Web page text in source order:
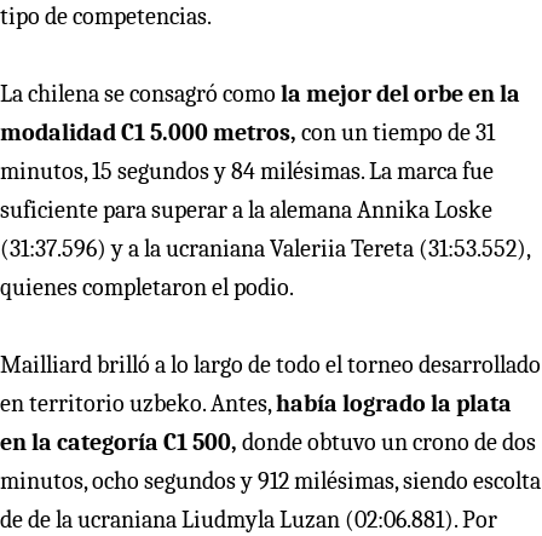
tipo de competencias.
La chilena se consagró como la mejor del orbe en la
modalidad C1 5.000 metros, con un tiempo de 31
minutos, 15 segundos y 84 milésimas. La marca fue
suficiente para superar a la alemana Annika Loske
(31:37.596) y a la ucraniana Valeriia Tereta (31:53.552),
quienes completaron el podio.
Mailliard brilló a lo largo de todo el torneo desarrollado
en territorio uzbeko. Antes,había logrado la plata
en la categoría C1 500, donde obtuvo un crono de dos
minutos, ocho segundos y 912 milésimas, siendo escolta
de de la ucraniana Liudmyla Luzan (02:06.881). Por